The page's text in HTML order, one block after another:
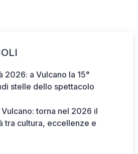
2026: a Vulcano la 15°
stelle dello spettacolo
torna nel 2026 il
tra cultura, eccellenze e